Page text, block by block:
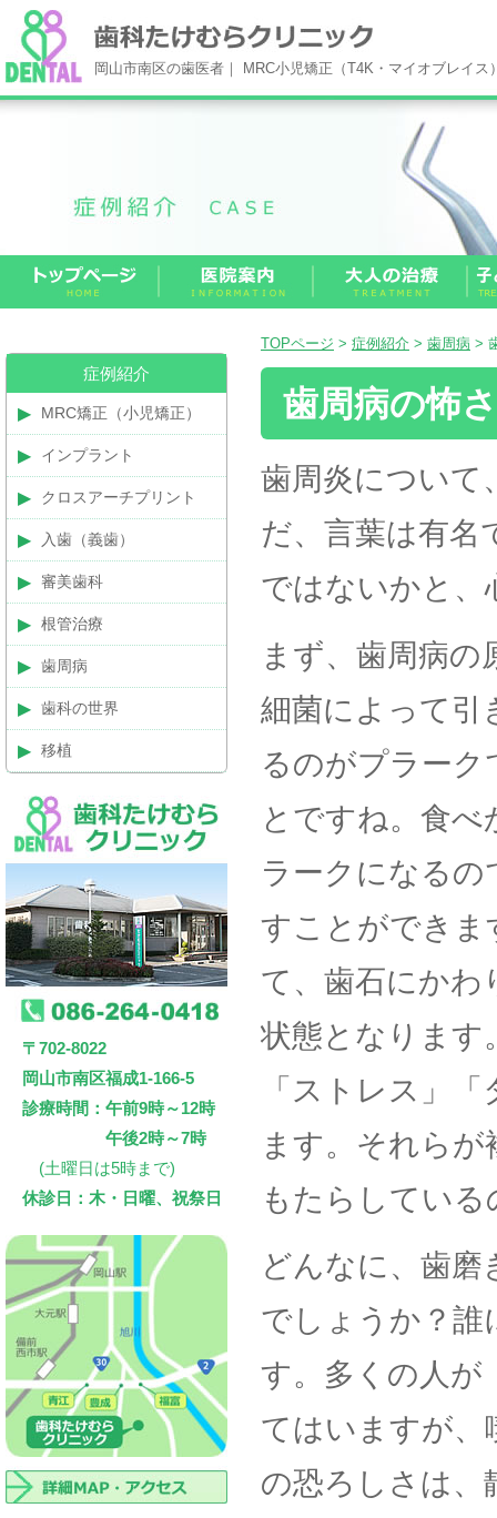
岡山市南区の歯医者｜ MRC小児矯正（T4K・マイオブレイ
TOPページ > 症例紹介 > 歯周病 >
歯周病の怖さ
歯周炎について
だ、言葉は有名
ではないかと、
まず、歯周病
細菌によって引
るのがプラー
とですね。食
ラークになる
すことができま
て、歯石にかわ
状態となります
「ストレス」
ます。それら
もたらしている
どんなに、歯磨
でしょうか？誰
す。多くの人が
てはいますが、
の恐ろしさは、
症例紹介
MRC矯正（小児矯正）
インプラント
クロスアーチプリント
入歯（義歯）
審美歯科
根管治療
歯周病
歯科の世界
移植
〒702-8022
岡山市南区福成1-166-5
診療時間：午前9時～12時
午後2時～7時
(土曜日は5時まで)
休診日：木・日曜、祝祭日